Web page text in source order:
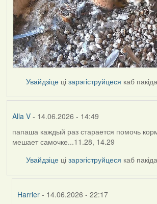
Увайдзіце цізарэгіструйцеся каб
Alla V- 14.06.2026 - 14:49
папаша каждый раз старается помочь
мешает самочке...11.28, 14.29
Увайдзіце цізарэгіструйцеся каб
Harrier - 14.06.2026 - 22:17